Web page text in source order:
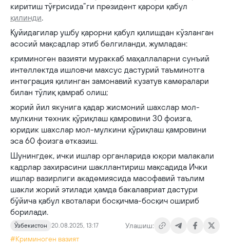
киритиш тўғрисида”ги президент қарори қабул
қилинди.
Қуйидагилар ушбу қарорни қабул қилишдан кўзланган
асосий мақсадлар этиб белгиланди, жумладан:
криминоген вазияти мураккаб маҳаллаларни сунъий
интеллектда ишловчи махсус дастурий таъминотга
интеграция қилинган замонавий кузатув камералари
билан тўлиқ қамраб олиш;
жорий йил якунига қадар жисмоний шахслар мол-
мулкини техник қўриқлаш қамровини 30 фоизга,
юридик шахслар мол-мулкини қўриқлаш қамровини
эса 60 фоизга етказиш.
Шунингдек, ички ишлар органларида юқори малакали
кадрлар захирасини шакллантириш мақсадида Ички
ишлар вазирлиги академиясида масофавий таълим
шакли жорий этилади ҳамда бакалавриат дастури
бўйича қабул квоталари босқичма-босқич ошириб
борилади.
Ўзбекистон 20.08.2025, 13:17
Улашиш:
#Криминоген вазият